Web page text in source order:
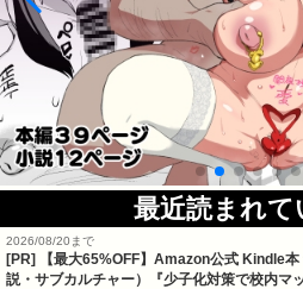
最近読まれて
2026/08/20まで
[PR]
【最大65%OFF】Amazon公式 Kindle
説・サブカルチャー）『少子化対策で校内マ